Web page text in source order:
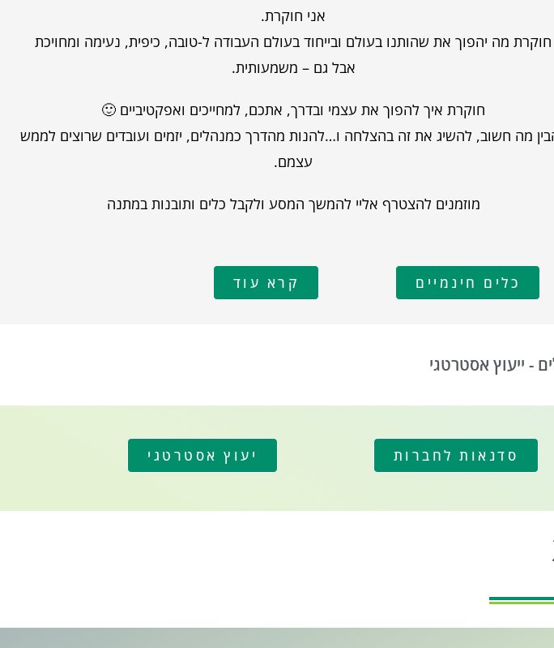
אני חוקרת.
חוקרת מה יהפוך את שהותנו בעולם ובייחוד בעולם העבודה ל-טובה, כיפית, נעימה ומחויכת
אבל גם – משמעותית.
חוקרת איך להפוך את עצמי ובדרך, אתכם, למחייכים ואפקטיביים 🙂
מה חשוב, להשיג את זה בהצלחה ו…להנות מהדרך כמנהלים, יזמים ועובדים שרוצים לממש
עצמם.
מוזמנים להצטרף אליי להמשך המסע ולקבל כלים ותובנות במתנה
כלים חינמיים קרא עוד
- ייעוץ אסטרטגי
סדנאות לחברות יעוץ אסטרטגי